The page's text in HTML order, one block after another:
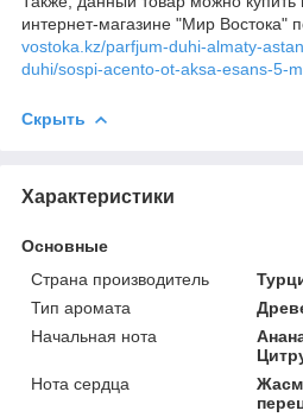
интернет-магазине "Мир Востока"
vostoka.kz/parfjum-duhi-almaty-
duhi/sospi-acento-ot-aksa-esans-5-
Скрыть
Характеристики
Основные
Страна производитель
Тип аромата
Начальная нота
Нота сердца